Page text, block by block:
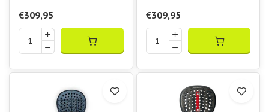
€309,95 €309,95